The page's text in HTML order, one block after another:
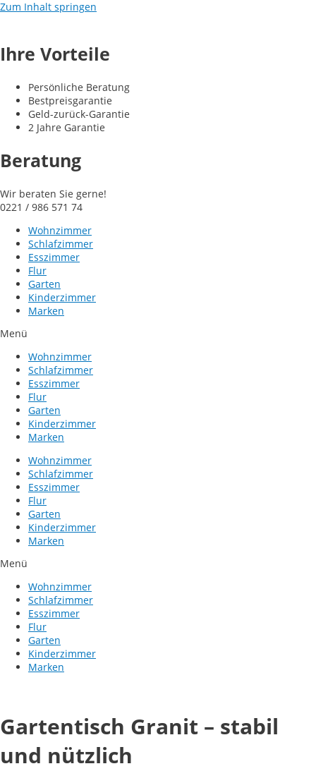
Zum Inhalt springen
Ihre Vorteile
Persönliche Beratung
Bestpreisgarantie
Geld-zurück-Garantie
2 Jahre Garantie
Beratung
Wir beraten Sie gerne!
0221 / 986 571 74
Wohnzimmer
Schlafzimmer
Esszimmer
Flur
Garten
Kinderzimmer
Marken
Menü
Wohnzimmer
Schlafzimmer
Esszimmer
Flur
Garten
Kinderzimmer
Marken
Wohnzimmer
Schlafzimmer
Esszimmer
Flur
Garten
Kinderzimmer
Marken
Menü
Wohnzimmer
Schlafzimmer
Esszimmer
Flur
Garten
Kinderzimmer
Marken
Gartentisch Granit – stabil
und nützlich